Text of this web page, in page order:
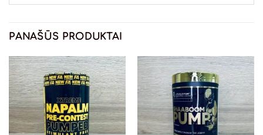
PANAŠŪS PRODUKTAI